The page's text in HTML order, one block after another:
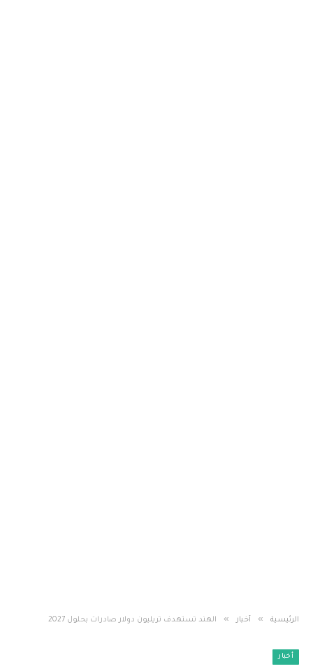
الرئيسية » أخبار » الهند تستهدف تريليون دولار صادرات بحلول 2027
أخبار